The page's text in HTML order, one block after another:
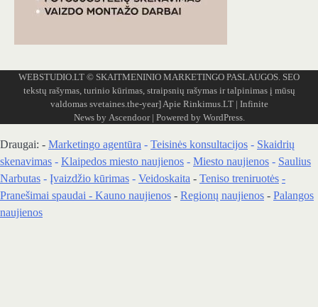
WEBSTUDIO.LT © SKAITMENINIO MARKETINGO PASLAUGOS. SEO
tekstų rašymas, turinio kūrimas, straipsnių rašymas ir talpinimas į mūsų
valdomas svetaines.the-year]Apie Rinkimus.LT| Infinite
News by Ascendoor| Powered by WordPress.
Draugai: - Marketingo agentūra - Teisinės konsultacijos - Skaidrių
skenavimas - Klaipedos miesto naujienos - Miesto naujienos - Saulius
Narbutas - Įvaizdžio kūrimas - Veidoskaita - Teniso treniruotės -
Pranešimai spaudai - Kauno naujienos - Regionų naujienos - Palangos
naujienos